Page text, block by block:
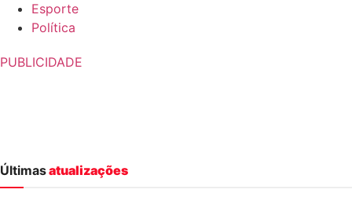
Esporte
Política
PUBLICIDADE
Últimasatualizações